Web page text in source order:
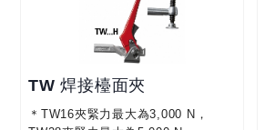
TW 焊接檯面夾
＊TW16夾緊力最大為3,000 N，